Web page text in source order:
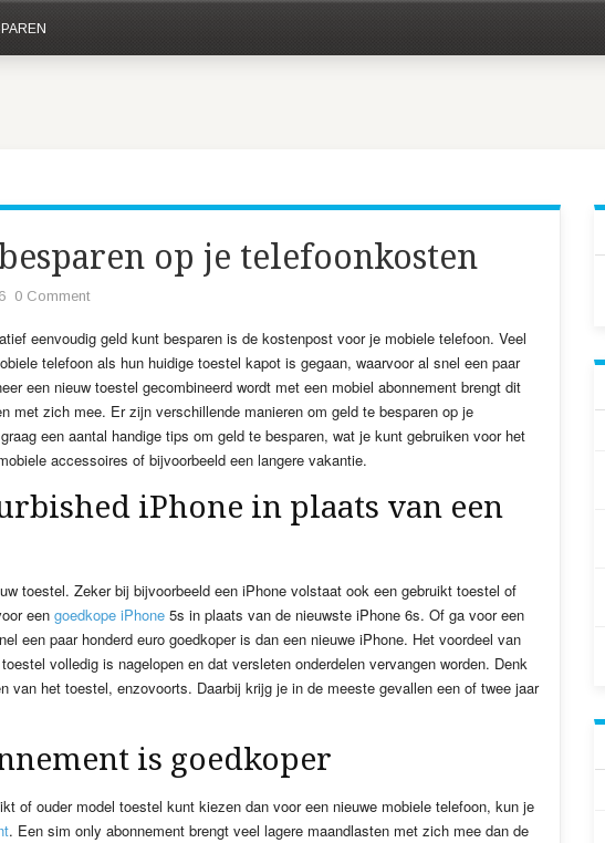
op je telefoonkosten
0 Comment
eenvoudig geld kunt besparen is de kostenpost voor je mobiele telefoon. Veel
telefoon als hun huidige toestel kapot is gegaan, waarvoor al snel een paar
een nieuw toestel gecombineerd wordt met een mobiel abonnement brengt dit
met zich mee. Er zijn verschillende manieren om geld te besparen op je
een aantal handige tips om geld te besparen, wat je kunt gebruiken voor het
accessoires of bijvoorbeeld een langere vakantie.
iPhone in plaats van een
toestel. Zeker bij bijvoorbeeld een iPhone volstaat ook een gebruikt toestel of
een goedkope iPhone 5s in plaats van de nieuwste iPhone 6s. Of ga voor een
een paar honderd euro goedkoper is dan een nieuwe iPhone. Het voordeel van
volledig is nagelopen en dat versleten onderdelen vervangen worden. Denk
van het toestel, enzovoorts. Daarbij krijg je in de meeste gevallen een of twee jaar
is goedkoper
of ouder model toestel kunt kiezen dan voor een nieuwe mobiele telefoon, kun je
. Een sim only abonnement brengt veel lagere maandlasten met zich mee dan de